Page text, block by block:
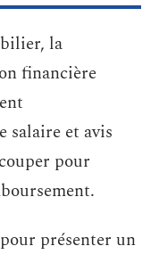
la
financière
salaire et avis
pour
présenter un